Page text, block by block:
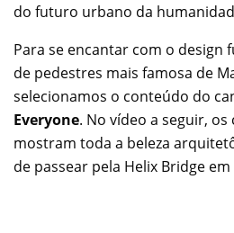
do futuro urbano da
Para se encantar com o design
de pedestres mais famosa de
selecionamos o conteúdo do
Everyone. No vídeo a seguir,
mostram toda a beleza
de passear pela Helix Bridge